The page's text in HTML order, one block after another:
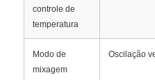
Produtos
Sobre nós
controle de
temperatura
Modo de
mixagem
Oscilação